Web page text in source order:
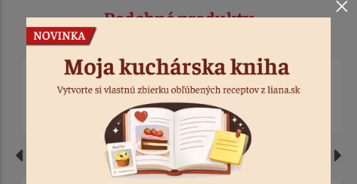
Podobné produkty